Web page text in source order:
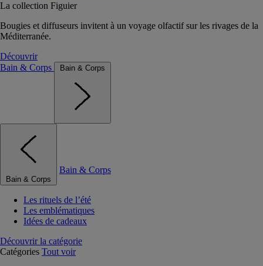
La collection Figuier
Bougies et diffuseurs invitent à un voyage olfactif sur les rivages de la
Méditerranée.
Découvrir
Bain & Corps
Bain & Corps
Bain & Corps
Bain & Corps
Les rituels de l’été
Les emblématiques
Idées de cadeaux
Découvrir la catégorie
Catégories Tout voir